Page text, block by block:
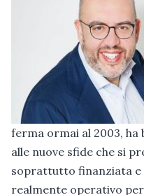
ferma ormai al 2003,
alle nuove sfide che si
soprattutto finanziata
realmente operativo